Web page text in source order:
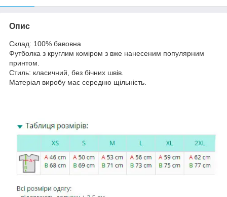
Опис
Склад: 100% бавовна
Футболка з круглим коміром з вже нанесеним популярним
принтом.
Стиль: класичний, без бічних швів.
Матеріал виробу має середню щільність.